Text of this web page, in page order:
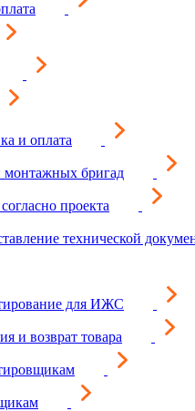
и оплата
монтажных бригад
проекта
технической
для ИЖС
и возврат товара